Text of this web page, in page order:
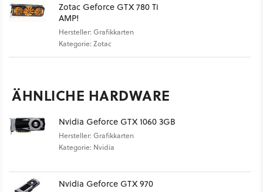
Zotac Geforce GTX 780 Ti
AMP!
Hersteller: Grafikkarten
Kategorie: Zotac
ÄHNLICHE HARDWARE
Nvidia Geforce GTX 1060 3GB
Hersteller: Grafikkarten
Kategorie: Nvidia
Nvidia Geforce GTX 970